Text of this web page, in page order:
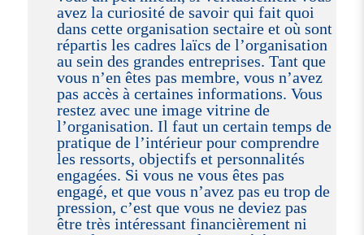
avez la curiosité de savoir qui fait quoi
dans cette organisation sectaire et où sont
répartis les cadres laïcs de l’organisation
au sein des grandes entreprises. Tant que
vous n’en êtes pas membre, vous n’avez
pas accès à certaines informations. Vous
restez avec une image vitrine de
l’organisation. Il faut un certain temps de
pratique de l’intérieur pour comprendre
les ressorts, objectifs et personnalités
engagées. Si vous ne vous êtes pas
engagé, et que vous n’avez pas eu trop de
pression, c’est que vous ne deviez pas
être très intéressant financièrement ni